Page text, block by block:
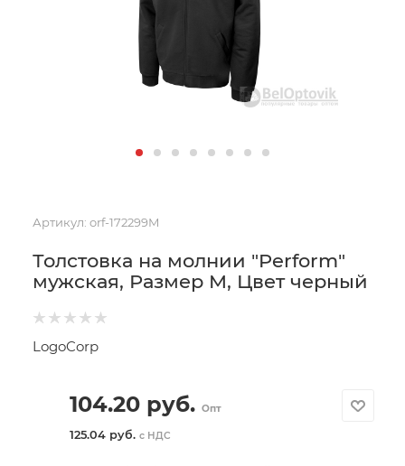
Артикул: orf-172299M
Толстовка на молнии "Perform"
мужская, Размер M, Цвет черный
LogoCorp
104.20руб. Опт
125.04 руб. с НДС